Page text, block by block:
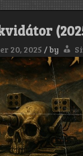
20, 2025 /by